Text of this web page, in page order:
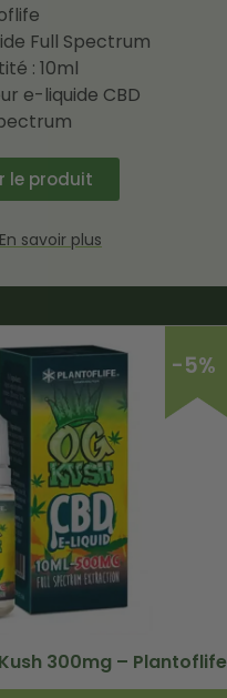
Full Spectrum
: 10ml
e-liquide CBD
le produit
En savoir plus
-5%
300mg – Plantoflife